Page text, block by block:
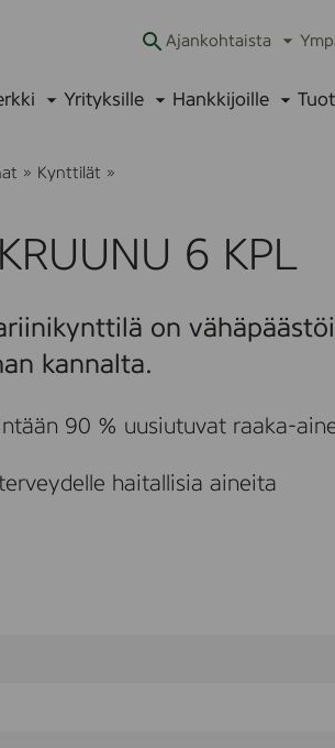
Ajankohtaista
Yrityksille Hankkijoille
» Kynttilät »
J
U
A
R
N
K
6 KPL
on
kannalta.
90 % uusiutuvat raaka-
haitallisia aineita